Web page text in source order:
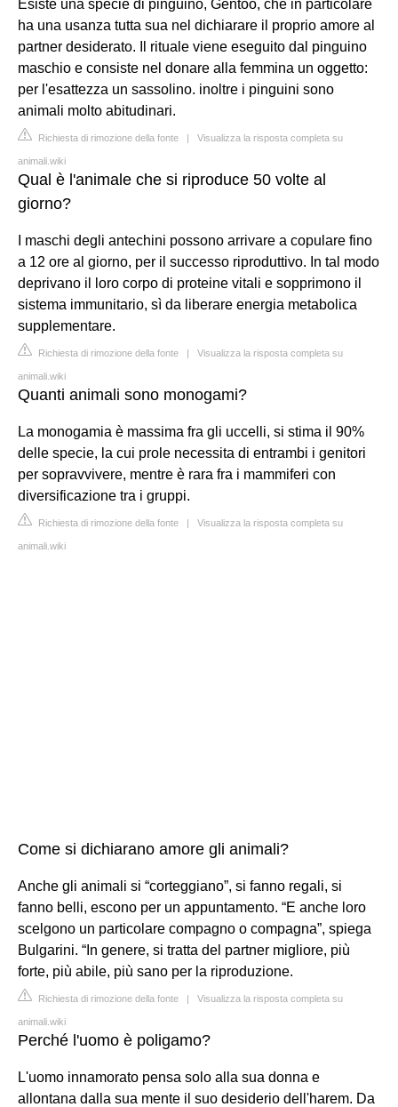
Esiste una specie di pinguino, Gentoo, che in particolare
ha una usanza tutta sua nel dichiarare il proprio amore al
partner desiderato. Il rituale viene eseguito dal pinguino
maschio e consiste nel donare alla femmina un oggetto:
per l'esattezza un sassolino. inoltre i pinguini sono
animali molto abitudinari.
Richiesta di rimozione della fonte | Visualizza la risposta completa su
animali.wiki
Qual è l'animale che si riproduce 50 volte al
giorno?
I maschi degli antechini possono arrivare a copulare fino
a 12 ore al giorno, per il successo riproduttivo. In tal modo
deprivano il loro corpo di proteine vitali e sopprimono il
sistema immunitario, sì da liberare energia metabolica
supplementare.
Richiesta di rimozione della fonte | Visualizza la risposta completa su
animali.wiki
Quanti animali sono monogami?
La monogamia è massima fra gli uccelli, si stima il 90%
delle specie, la cui prole necessita di entrambi i genitori
per sopravvivere, mentre è rara fra i mammiferi con
diversificazione tra i gruppi.
Richiesta di rimozione della fonte | Visualizza la risposta completa su
animali.wiki
Come si dichiarano amore gli animali?
Anche gli animali si “corteggiano”, si fanno regali, si
fanno belli, escono per un appuntamento. “E anche loro
scelgono un particolare compagno o compagna”, spiega
Bulgarini. “In genere, si tratta del partner migliore, più
forte, più abile, più sano per la riproduzione.
Richiesta di rimozione della fonte | Visualizza la risposta completa su
animali.wiki
Perché l'uomo è poligamo?
L'uomo innamorato pensa solo alla sua donna e
allontana dalla sua mente il suo desiderio dell'harem. Da